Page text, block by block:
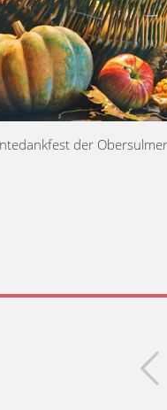
der